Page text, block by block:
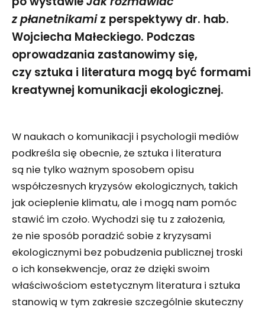
z płanetnikamiz perspektywy dr. hab.
Wojciecha Małeckiego. Podczas
oprowadzania zastanowimy się,
czy sztuka i literatura mogą być formami
kreatywnej komunikacji ekologicznej.
W naukach o komunikacji i psychologii mediów
podkreśla się obecnie, że sztuka i literatura
są nie tylko ważnym sposobem opisu
współczesnych kryzysów ekologicznych, takich
jak ocieplenie klimatu, ale i mogą nam pomóc
stawić im czoło. Wychodzi się tu z założenia,
że nie sposób poradzić sobie z kryzysami
ekologicznymi bez pobudzenia publicznej troski
o ich konsekwencje, oraz że dzięki swoim
właściwościom estetycznym literatura i sztuka
stanowią w tym zakresie szczególnie skuteczny